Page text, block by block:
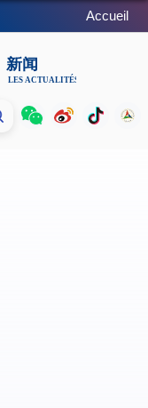
Accueil